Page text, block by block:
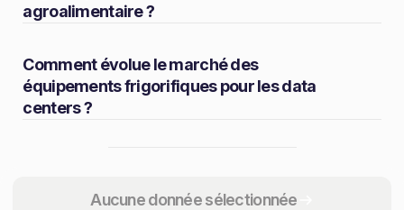
Aucune donnée sélectionnée
agroalimentaire ?
Comment évolue le marché des
équipements frigorifiques pour les data
centers ?
Partager